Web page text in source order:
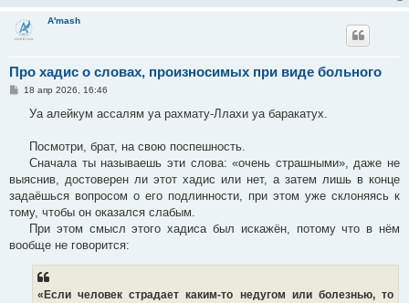
A'mash
Про хадис о словах, произносимых при виде больного
С
е
18 апр 2026, 16:46
Уа алейкум ассалям уа рахмату-Ллахи уа баракатух.
Посмотри, брат, на свою поспешность.
Сначала ты называешь эти слова: «очень страшными», даже не
выяснив, достоверен ли этот хадис или нет, а затем лишь в конце
задаёшься вопросом о его подлинности, при этом уже склоняясь к
тому, чтобы он оказался слабым.
При этом смысл этого хадиса был искажён, потому что в нём
вообще не говорится:
«Если человек страдает каким-то недугом или болезнью, то